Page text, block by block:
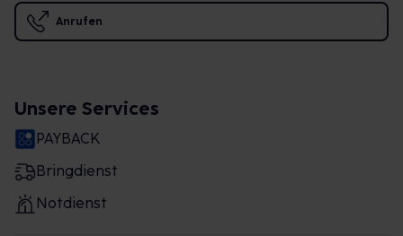
Anrufen
Unsere Services
PAYBACK
Bringdienst
Notdienst